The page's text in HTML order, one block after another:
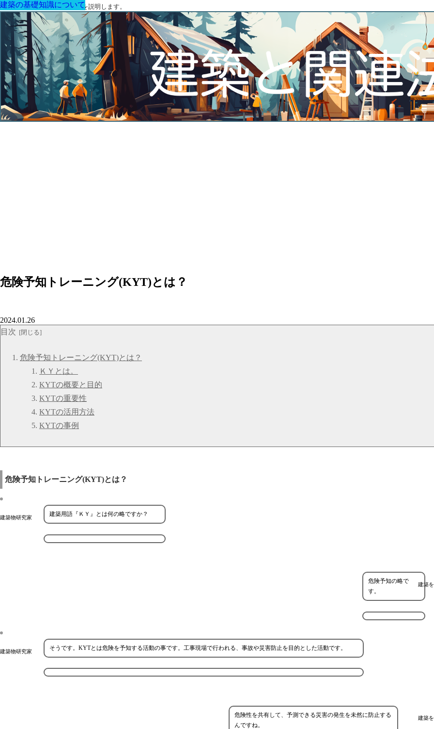
建築に関する用語と関連法令を説明します。
危険予知トレーニング(KYT)とは？
建築の基礎知識について
2024.01.26
目次
危険予知トレーニング(KYT)とは？
ＫＹとは。
KYTの概要と目的
KYTの重要性
KYTの活用方法
KYTの事例
危険予知トレーニング(KYT)とは？
建築物研究家 建築用語『ＫＹ』とは何の略ですか？
建築
危険予知の略で
す。
建築物研究家 そうです。KYTとは危険を予知する活動の事です。工事現場で行われる、事故や災害防止を目的とした活動です。
建築
危険性を共有して、予測できる災害の発生を未然に防止する
んですね。
建築の基礎知識について
建築の基礎知識について
建築の基礎知識について
建築の基礎知識について
建築の基礎知識について
建築の基礎知識について